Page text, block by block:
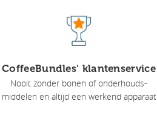
CoffeeBundles' klantenservice
Nooit zonder bonen of onderhouds-
middelen en altijd een werkend apparaat